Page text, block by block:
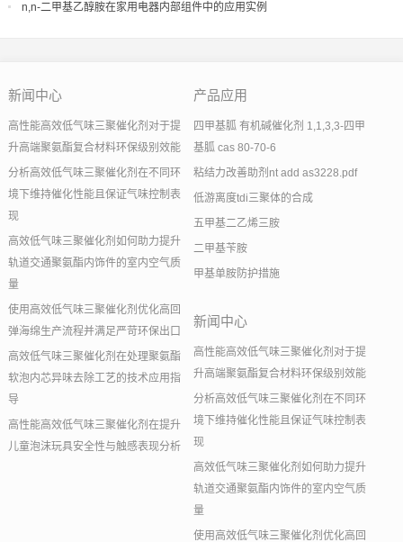
n,n-二甲基乙醇胺在家用电器内部组件中的应用实例
新闻中心
高性能高效低气味三聚催化剂对于提
升高端聚氨酯复合材料环保级别效能
分析高效低气味三聚催化剂在不同环
境下维持催化性能且保证气味控制表
现
高效低气味三聚催化剂如何助力提升
轨道交通聚氨酯内饰件的室内空气质
量
使用高效低气味三聚催化剂优化高回
弹海绵生产流程并满足严苛环保出口
高效低气味三聚催化剂在处理聚氨酯
软泡内芯异味去除工艺的技术应用指
导
高性能高效低气味三聚催化剂在提升
儿童泡沫玩具安全性与触感表现分析
产品应用
四甲基胍 有机碱催化剂 1,1,3,3-四甲
基胍 cas 80-70-6
粘结力改善助剂nt add as3228.pdf
低游离度tdi三聚体的合成
五甲基二乙烯三胺
二甲基苄胺
甲基单胺防护措施
新闻中心
高性能高效低气味三聚催化剂对于提
升高端聚氨酯复合材料环保级别效能
分析高效低气味三聚催化剂在不同环
境下维持催化性能且保证气味控制表
现
高效低气味三聚催化剂如何助力提升
轨道交通聚氨酯内饰件的室内空气质
量
使用高效低气味三聚催化剂优化高回